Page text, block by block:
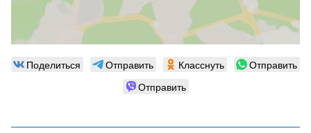
Поделиться Отправить Класснуть
Отправить
Отправить